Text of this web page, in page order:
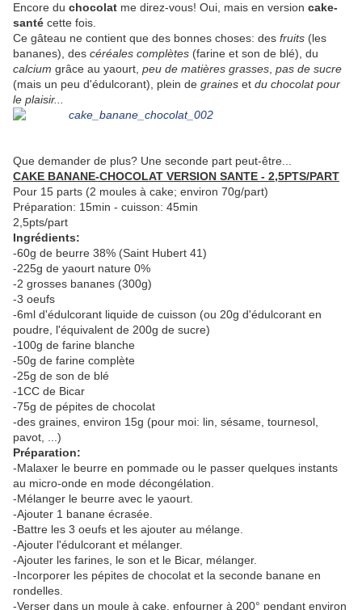
Encore du chocolat me direz-vous! Oui, mais en version cake-
santé cette fois.
Ce gâteau ne contient que des bonnes choses: des fruits (les
bananes), des céréales complètes (farine et son de blé), du
calcium grâce au yaourt, peu de matières grasses pas de sucre
(mais un peu d'édulcorant), plein de graines et du chocolat pour
le plaisir...
Que demander de plus? Une seconde part peut-être...
CAKE BANANE-CHOCOLAT VERSION SANTE - 2,5PTS/PART
Pour 15 parts (2 moules à cake; environ 70g/part)
Préparation: 15min - cuisson: 45min
2,5pts/part
Ingrédients:
-60g de beurre 38% (Saint Hubert 41)
-225g de yaourt nature 0%
-2 grosses bananes (300g)
-3 oeufs
-6ml d'édulcorant liquide de cuisson (ou 20g d'édulcorant en
poudre, l'équivalent de 200g de sucre)
-100g de farine blanche
-50g de farine complète
-25g de son de blé
-1CC de Bicar
-75g de pépites de chocolat
-des graines, environ 15g (pour moi: lin, sésame, tournesol,
pavot, ...)
Préparation:
-Malaxer le beurre en pommade ou le passer quelques instants
au micro-onde en mode décongélation.
-Mélanger le beurre avec le yaourt.
-Ajouter 1 banane écrasée.
-Battre les 3 oeufs et les ajouter au mélange.
-Ajouter l'édulcorant et mélanger.
-Ajouter les farines, le son et le Bicar, mélanger.
-Incorporer les pépites de chocolat et la seconde banane en
rondelles.
-Verser dans un moule à cake, enfourner à 200° pendant environ